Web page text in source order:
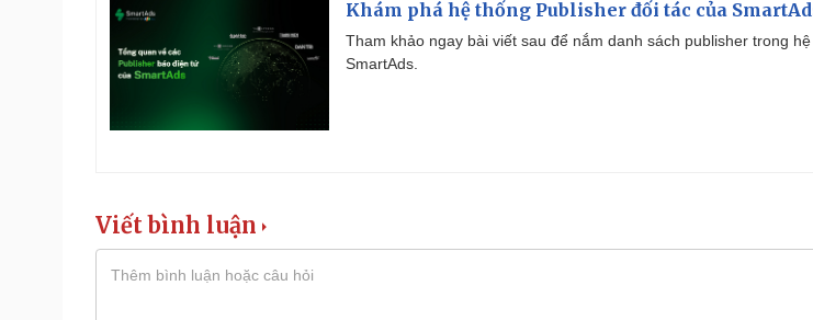
Khám phá hệ thống Publisher đối tác của
Tham khảo ngay bài viết sau để nắm danh sách publisher trong
SmartAds.
Viết bình luận